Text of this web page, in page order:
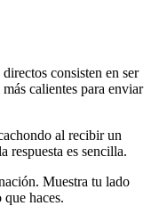
consisten en ser
calientes para enviar
al recibir un
respuesta es sencilla.
Muestra tu lado
haces.